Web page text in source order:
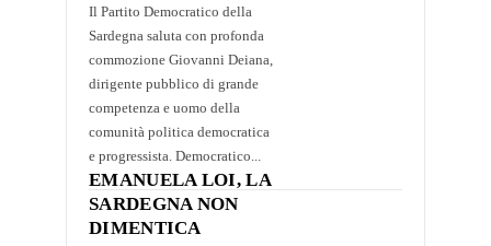
Il Partito Democratico della
Sardegna saluta con profonda
commozione Giovanni Deiana,
dirigente pubblico di grande
competenza e uomo della
comunità politica democratica
e progressista. Democratico...
EMANUELA LOI, LA
SARDEGNA NON
DIMENTICA